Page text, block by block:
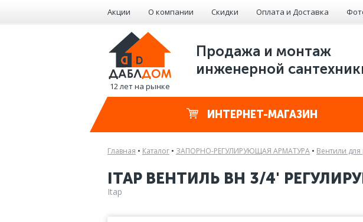
Акции О компании Скидки Оплата и Доставка
12 лет на рынке
Продажа и монтаж
инженерной
ИНТЕРНЕТ-МАГАЗИН
Главная • Каталог • ЗАПОРНО-РЕГУЛИРУЮЩАЯ АРМАТУРА • Вентили
ITAP ВЕНТИЛЬ ВН 3/4'
Itap